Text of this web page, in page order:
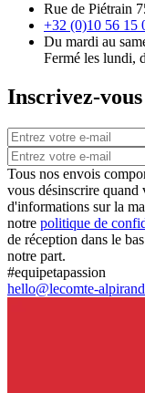
Rue de Piétrain
+32 (0)10 56 15
Du mardi au
Fermé les lundi,
Inscrivez-
Tous nos envois
vous désinscrire quand
d'informations sur la
notre politique de
de réception dans le
notre part.
#equipetapassion
hello@lecomte-